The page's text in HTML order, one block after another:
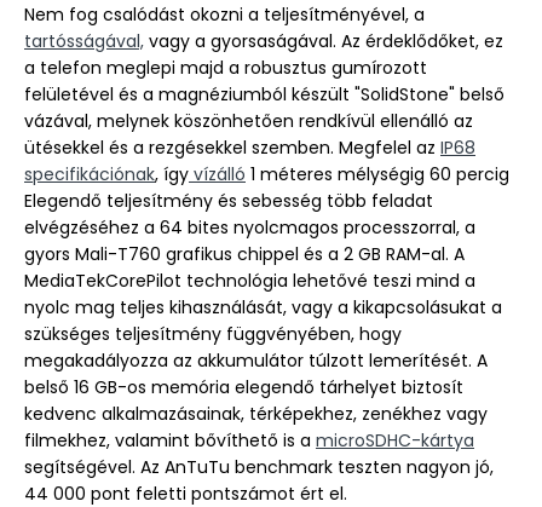
Nem fog csalódást okozni a teljesítményével, a
tartósságával, vagy a gyorsaságával. Az érdeklődőket, ez
a telefon meglepi majd a robusztus gumírozott
felületével és a magnéziumból készült "SolidStone" belső
vázával, melynek köszönhetően rendkívül ellenálló az
ütésekkel és a rezgésekkel szemben. Megfelel az IP68
specifikációnak, így vízálló 1 méteres mélységig 60 percig
Elegendő teljesítmény és sebesség több feladat
elvégzéséhez a 64 bites nyolcmagos processzorral, a
gyors Mali-T760 grafikus chippel és a 2 GB RAM-al. A
MediaTekCorePilot technológia lehetővé teszi mind a
nyolc mag teljes kihasználását, vagy a kikapcsolásukat a
szükséges teljesítmény függvényében, hogy
megakadályozza az akkumulátor túlzott lemerítését. A
belső 16 GB-os memória elegendő tárhelyet biztosít
kedvenc alkalmazásainak, térképekhez, zenékhez vagy
filmekhez, valamint bővíthető is a microSDHC-kártya
segítségével. Az AnTuTu benchmark teszten nagyon jó,
44 000 pont feletti pontszámot ért el.